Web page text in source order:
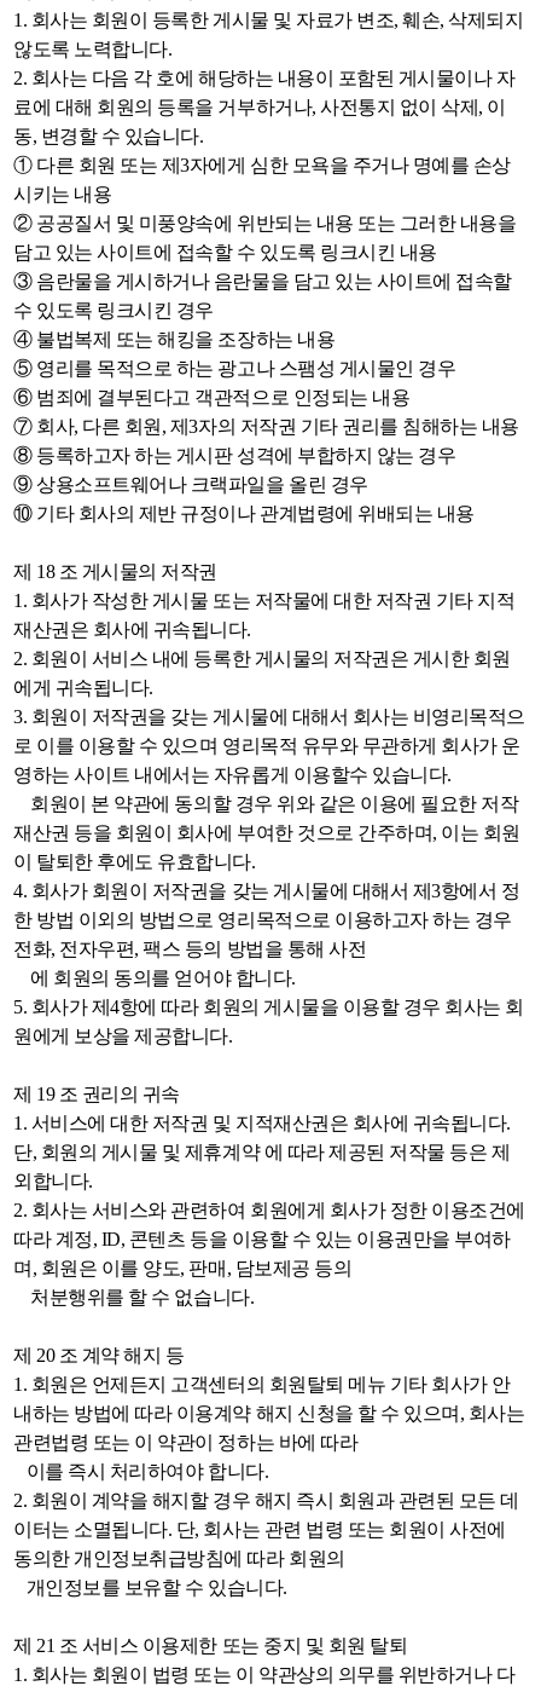
1. 회사는 회원이 등록한 게시물 및 자료가 변조, 훼손, 삭제되지
않도록 노력합니다.
2. 회사는 다음 각 호에 해당하는 내용이 포함된 게시물이나 자
료에 대해 회원의 등록을 거부하거나, 사전통지 없이 삭제, 이
동, 변경할 수 있습니다.
① 다른 회원 또는 제3자에게 심한 모욕을 주거나 명예를 손상
시키는 내용
② 공공질서 및 미풍양속에 위반되는 내용 또는 그러한 내용을
담고 있는 사이트에 접속할 수 있도록 링크시킨 내용
③ 음란물을 게시하거나 음란물을 담고 있는 사이트에 접속할
수 있도록 링크시킨 경우
④ 불법복제 또는 해킹을 조장하는 내용
⑤ 영리를 목적으로 하는 광고나 스팸성 게시물인 경우
⑥ 범죄에 결부된다고 객관적으로 인정되는 내용
⑦ 회사, 다른 회원, 제3자의 저작권 기타 권리를 침해하는 내용
⑧ 등록하고자 하는 게시판 성격에 부합하지 않는 경우
⑨ 상용소프트웨어나 크랙파일을 올린 경우
⑩ 기타 회사의 제반 규정이나 관계법령에 위배되는 내용
제 18 조 게시물의 저작권
1. 회사가 작성한 게시물 또는 저작물에 대한 저작권 기타 지적
재산권은 회사에 귀속됩니다.
2. 회원이 서비스 내에 등록한 게시물의 저작권은 게시한 회원
에게 귀속됩니다.
3. 회원이 저작권을 갖는 게시물에 대해서 회사는 비영리목적으
로 이를 이용할 수 있으며 영리목적 유무와 무관하게 회사가 운
영하는 사이트 내에서는 자유롭게 이용할수 있습니다.
회원이 본 약관에 동의할 경우 위와 같은 이용에 필요한 저작
재산권 등을 회원이 회사에 부여한 것으로 간주하며, 이는 회원
이 탈퇴한 후에도 유효합니다.
4. 회사가 회원이 저작권을 갖는 게시물에 대해서 제3항에서 정
한 방법 이외의 방법으로 영리목적으로 이용하고자 하는 경우
전화, 전자우편, 팩스 등의 방법을 통해 사전
에 회원의 동의를 얻어야 합니다.
5. 회사가 제4항에 따라 회원의 게시물을 이용할 경우 회사는 회
원에게 보상을 제공합니다.
제 19 조 권리의 귀속
1. 서비스에 대한 저작권 및 지적재산권은 회사에 귀속됩니다.
단, 회원의 게시물 및 제휴계약 에 따라 제공된 저작물 등은 제
외합니다.
2. 회사는 서비스와 관련하여 회원에게 회사가 정한 이용조건에
따라 계정, ID, 콘텐츠 등을 이용할 수 있는 이용권만을 부여하
며, 회원은 이를 양도, 판매, 담보제공 등의
처분행위를 할 수 없습니다.
제 20 조 계약 해지 등
1. 회원은 언제든지 고객센터의 회원탈퇴 메뉴 기타 회사가 안
내하는 방법에 따라 이용계약 해지 신청을 할 수 있으며, 회사는
관련법령 또는 이 약관이 정하는 바에 따라
이를 즉시 처리하여야 합니다.
2. 회원이 계약을 해지할 경우 해지 즉시 회원과 관련된 모든 데
이터는 소멸됩니다. 단, 회사는 관련 법령 또는 회원이 사전에
동의한 개인정보취급방침에 따라 회원의
개인정보를 보유할 수 있습니다.
제 21 조 서비스 이용제한 또는 중지 및 회원 탈퇴
1. 회사는 회원이 법령 또는 이 약관상의 의무를 위반하거나 다